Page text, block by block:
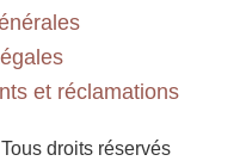
et réclamations
droits réservés